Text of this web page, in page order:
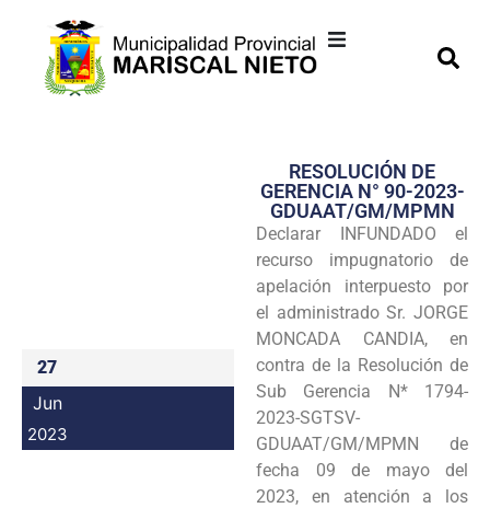
Transparencia
Seguridad
Programas
Intranet
27
Jun
2023
RESOLUCIÓN DE
GERENCIA N° 90-2023-
GDUAAT/GM/MPMN
Declarar INFUNDADO el
recurso impugnatorio de
apelación interpuesto por
el administrado Sr. JORGE
MONCADA CANDIA, en
contra de la Resolución de
Sub Gerencia N* 1794-
2023-SGTSV-
GDUAAT/GM/MPMN de
fecha 09 de mayo del
2023, en atención a los